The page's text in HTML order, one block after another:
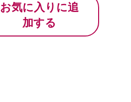
お気に入りに追
加する